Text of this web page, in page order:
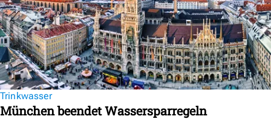
Trinkwasser
München beendet Wassersparregeln